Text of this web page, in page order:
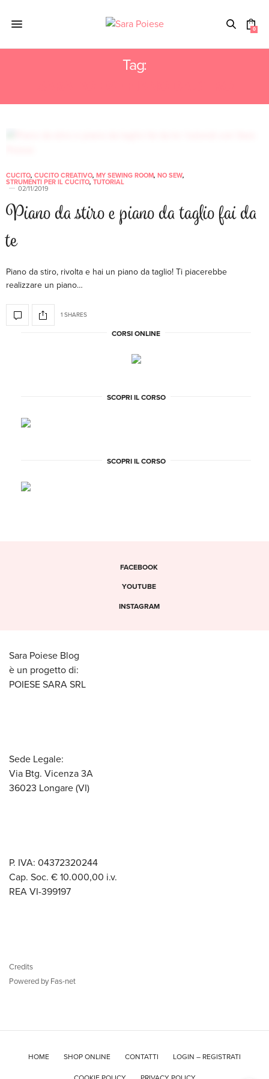
0
Tag:
CUCITO, CUCITO CREATIVO, MY SEWING ROOM, NO SEW,
STRUMENTI PER IL CUCITO, TUTORIAL
02/11/2019
Piano da stiro e piano da taglio fai da
te
Piano da stiro, rivolta e hai un piano da taglio! Ti piacerebbe
realizzare un piano…
1 SHARES
CORSI ONLINE
SCOPRI IL CORSO
SCOPRI IL CORSO
FACEBOOK
YOUTUBE
INSTAGRAM
Sara Poiese Blog
è un progetto di:
POIESE SARA SRL
Sede Legale:
Via Btg. Vicenza 3A
36023 Longare (VI)
P. IVA: 04372320244
Cap. Soc. € 10.000,00 i.v.
REA VI-399197
Credits
Powered by Fas-net
HOME SHOP ONLINE CONTATTI LOGIN – REGISTRATI